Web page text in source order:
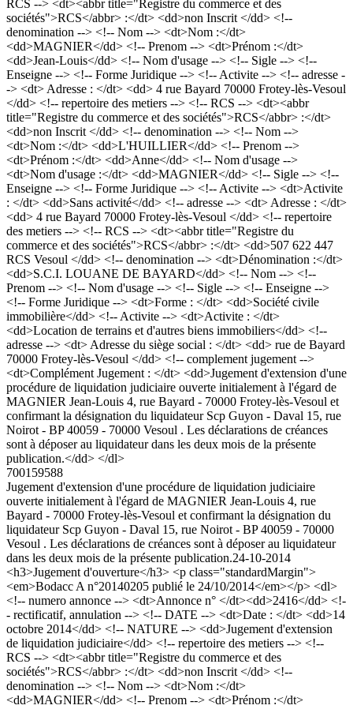
RCS --> <dt><abbr title="Registre du commerce et des
sociétés">RCS</abbr> :</dt> <dd>non Inscrit </dd> <!--
denomination --> <!-- Nom --> <dt>Nom :</dt>
<dd>MAGNIER</dd> <!-- Prenom --> <dt>Prénom :</dt>
<dd>Jean-Louis</dd> <!-- Nom d'usage --> <!-- Sigle --> <!--
Enseigne --> <!-- Forme Juridique --> <!-- Activite --> <!-- adresse -
-> <dt> Adresse : </dt> <dd> 4 rue Bayard 70000 Frotey-lès-Vesoul
</dd> <!-- repertoire des metiers --> <!-- RCS --> <dt><abbr
title="Registre du commerce et des sociétés">RCS</abbr> :</dt>
<dd>non Inscrit </dd> <!-- denomination --> <!-- Nom -->
<dt>Nom :</dt> <dd>L'HUILLIER</dd> <!-- Prenom -->
<dt>Prénom :</dt> <dd>Anne</dd> <!-- Nom d'usage -->
<dt>Nom d'usage :</dt> <dd>MAGNIER</dd> <!-- Sigle --> <!--
Enseigne --> <!-- Forme Juridique --> <!-- Activite --> <dt>Activite
: </dt> <dd>Sans activité</dd> <!-- adresse --> <dt> Adresse : </dt>
<dd> 4 rue Bayard 70000 Frotey-lès-Vesoul </dd> <!-- repertoire
des metiers --> <!-- RCS --> <dt><abbr title="Registre du
commerce et des sociétés">RCS</abbr> :</dt> <dd>507 622 447
RCS Vesoul </dd> <!-- denomination --> <dt>Dénomination :</dt>
<dd>S.C.I. LOUANE DE BAYARD</dd> <!-- Nom --> <!--
Prenom --> <!-- Nom d'usage --> <!-- Sigle --> <!-- Enseigne -->
<!-- Forme Juridique --> <dt>Forme : </dt> <dd>Société civile
immobilière</dd> <!-- Activite --> <dt>Activite : </dt>
<dd>Location de terrains et d'autres biens immobiliers</dd> <!--
adresse --> <dt> Adresse du siège social : </dt> <dd> rue de Bayard
70000 Frotey-lès-Vesoul </dd> <!-- complement jugement -->
<dt>Complément Jugement : </dt> <dd>Jugement d'extension d'une
procédure de liquidation judiciaire ouverte initialement à l'égard de
MAGNIER Jean-Louis 4, rue Bayard - 70000 Frotey-lès-Vesoul et
confirmant la désignation du liquidateur Scp Guyon - Daval 15, rue
Noirot - BP 40059 - 70000 Vesoul . Les déclarations de créances
sont à déposer au liquidateur dans les deux mois de la présente
publication.</dd> </dl>
700159588
Jugement d'extension d'une procédure de liquidation judiciaire
ouverte initialement à l'égard de MAGNIER Jean-Louis 4, rue
Bayard - 70000 Frotey-lès-Vesoul et confirmant la désignation du
liquidateur Scp Guyon - Daval 15, rue Noirot - BP 40059 - 70000
Vesoul . Les déclarations de créances sont à déposer au liquidateur
dans les deux mois de la présente publication.24-10-2014
<h3>Jugement d'ouverture</h3> <p class="standardMargin">
<em>Bodacc A n°20140205 publié le 24/10/2014</em></p> <dl>
<!-- numero annonce --> <dt>Annonce n° </dt><dd>2416</dd> <!-
- rectificatif, annulation --> <!-- DATE --> <dt>Date : </dt> <dd>14
octobre 2014</dd> <!-- NATURE --> <dd>Jugement d'extension
de liquidation judiciaire</dd> <!-- repertoire des metiers --> <!--
RCS --> <dt><abbr title="Registre du commerce et des
sociétés">RCS</abbr> :</dt> <dd>non Inscrit </dd> <!--
denomination --> <!-- Nom --> <dt>Nom :</dt>
<dd>MAGNIER</dd> <!-- Prenom --> <dt>Prénom :</dt>